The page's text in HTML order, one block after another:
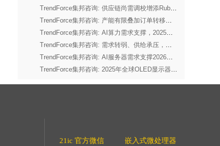
TrendForce集邦咨询: 供应链尚需调校增添Rubin延迟风险，2026年Blackwell将占英伟达高端GPU出货量超7成
TrendForce集邦咨询: 产能有限叠加订单转移效应，三月份Consumer DRAM价格涨幅集中在4Gb以下产品
TrendForce集邦咨询: AI算力需求支撑，2025年全球前十大IC设计厂营收年增44%
TrendForce集邦咨询: 需求转弱、供给承压，预估2026年全球笔电出货量将下修至年减14.8%
TrendForce集邦咨询: AI服务器需求支撑2026年第二季度存储器合约价上行，CSP借长期协议锁定供货
TrendForce集邦咨询: 2025年全球OLED显示器出货量年增92%
21ic 官方微信 嵌入式微处理器